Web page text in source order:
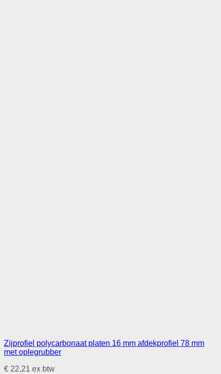
Zijprofiel polycarbonaat platen 16 mm afdekprofiel 78 mm
met oplegrubber
€ 22,21 ex btw